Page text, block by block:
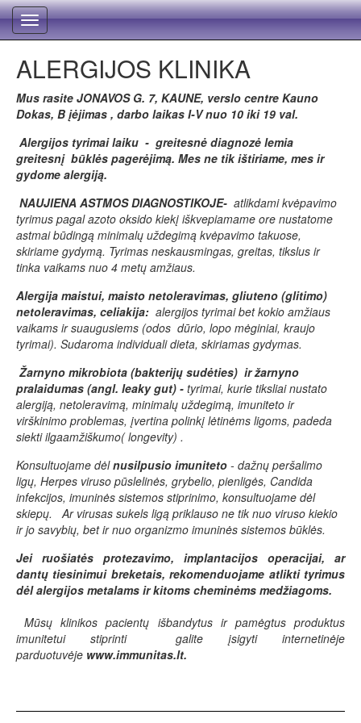
Toggle
navigation
ALERGIJOS KLINIKA
Mus rasite JONAVOS G. 7, KAUNE, verslo centre Kauno
Dokas, B įėjimas , darbo laikas I-V nuo 10 iki 19 val.
Alergijos tyrimai laiku - greitesnė diagnozė lemia
greitesnį būklės pagerėjimą. Mes ne tik ištiriame, mes ir
gydome alergiją.
NAUJIENA ASTMOS DIAGNOSTIKOJE- atlikdami kvėpavimo
tyrimus pagal azoto oksido kiekį iškvepiamame ore nustatome
astmai būdingą minimalų uždegimą kvėpavimo takuose,
skiriame gydymą. Tyrimas neskausmingas, greitas, tikslus ir
tinka vaikams nuo 4 metų amžiaus.
Alergija maistui, maisto netoleravimas, gliuteno (glitimo)
netoleravimas, celiakija: alergijos tyrimai bet kokio amžiaus
vaikams ir suaugusiems (odos dūrio, lopo mėginiai, kraujo
tyrimai). Sudaroma individuali dieta, skiriamas gydymas.
Žarnyno mikrobiota (bakterijų sudėties) ir žarnyno
pralaidumas (angl. leaky gut) - tyrimai, kurie tiksliai nustato
alergiją, netoleravimą, minimalų uždegimą, imuniteto ir
virškinimo problemas, įvertina polinkį lėtinėms ligoms, padeda
siekti ilgaamžiškumo( longevity) .
Konsultuojame dėlnusilpusio imuniteto - dažnų peršalimo
ligų, Herpes viruso pūslelinės, grybelio, pienligės, Candida
infekcijos, imuninės sistemos stiprinimo, konsultuojame dėl
skiepų.
Ar virusas sukels ligą priklauso ne tik nuo viruso kiekio
ir jo savybių, bet ir nuo organizmo imuninės sistemos būklės.
Jei ruošiatės protezavimo, implantacijos operacijai, ar
dantų tiesinimui breketais, rekomenduojame atlikti tyrimus
dėl alergijos metalams ir kitoms cheminėms medžiagoms.
Mūsų klinikos pacientų išbandytus ir pamėgtus produktus
imunitetui stiprinti galite įsigyti internetinėje
parduotuvėje www.immunitas.lt.